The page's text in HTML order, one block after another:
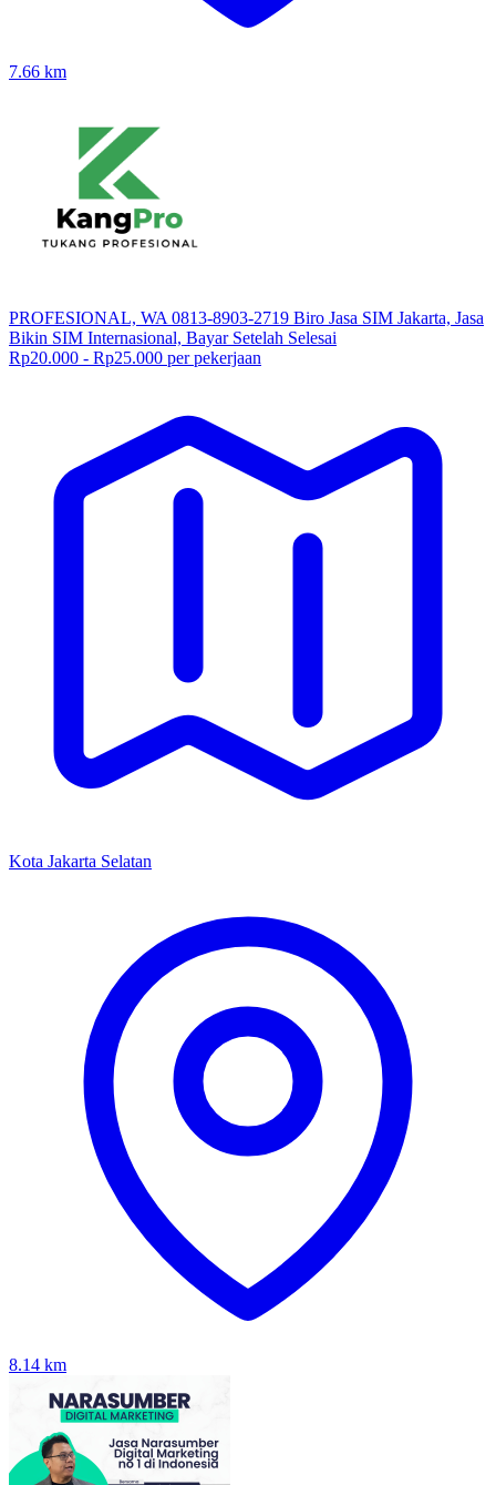
7.66 km
PROFESIONAL, WA 0813-8903-2719 Biro Jasa SIM Jakarta, Jasa
Bikin SIM Internasional, Bayar Setelah Selesai
Rp20.000 - Rp25.000 per pekerjaan
Kota Jakarta Selatan
8.14 km